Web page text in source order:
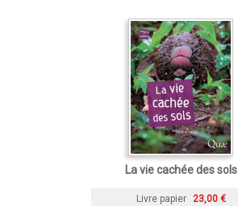
La vie cachée des sols
Livre papier 23,00 €